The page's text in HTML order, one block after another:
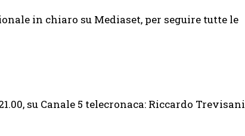
in chiaro su Mediaset, per seguire tutte le
su Canale 5 telecronaca: Riccardo Trevisani